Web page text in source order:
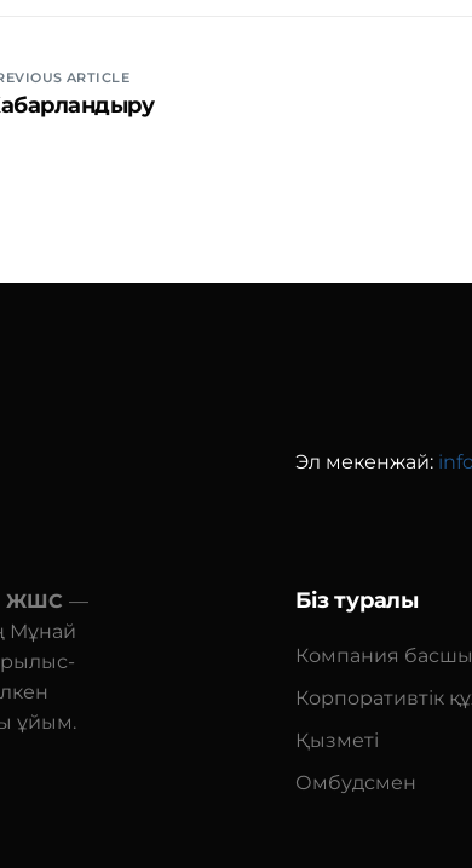
ARTICLE
Эл мекенжай:
ЖШС —
Мұнай
ұйым.
Біз туралы
Компания
Корпоративтік
Қызметі
Омбудсмен